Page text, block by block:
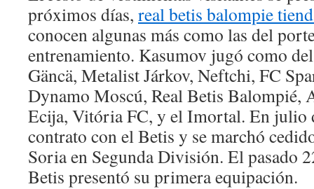
próximos días, real betis balompie
conocen algunas más como las del
entrenamiento. Kasumov jugó como
Gäncä, Metalist Járkov, Neftchi, FC
Dynamo Moscú, Real Betis Balompié,
Ecija, Vitória FC, y el Imortal. En julio
contrato con el Betis y se marchó
Soria en Segunda División. El pasado
Betis presentó su primera equipación.